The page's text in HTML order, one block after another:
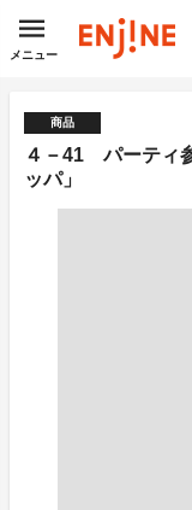
メニュー
商品
４－41 パーティ
ッパ」